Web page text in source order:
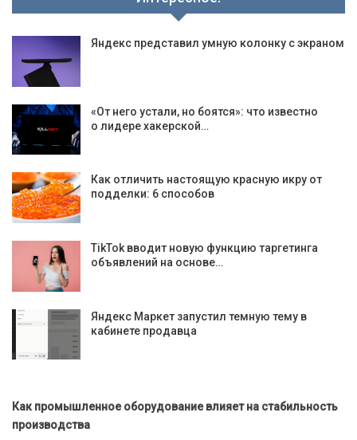
Яндекс представил умную колонку с экраном
«От него устали, но боятся»: что известно
о лидере хакерской…
Как отличить настоящую красную икру от
подделки: 6 способов
TikTok вводит новую функцию таргетинга
объявлений на основе…
Яндекс Маркет запустил темную тему в
кабинете продавца
Как промышленное оборудование влияет на стабильность
производства